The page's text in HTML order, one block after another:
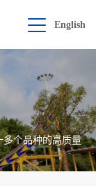
English
多个品种的高质量